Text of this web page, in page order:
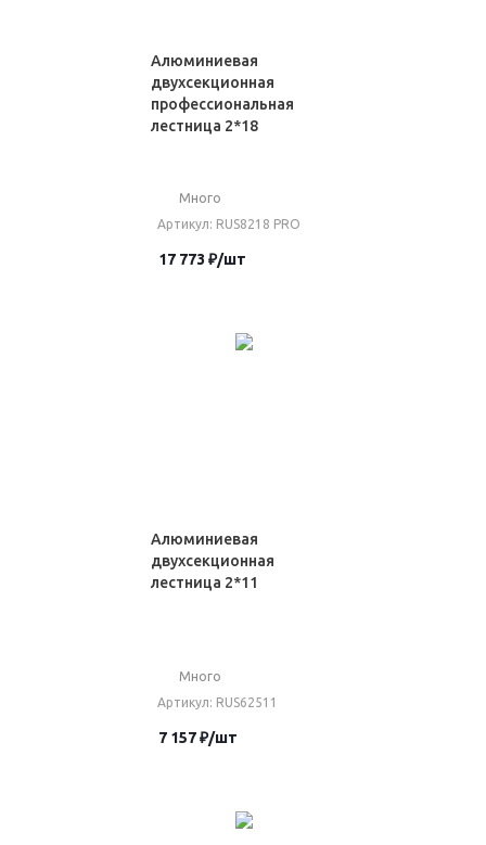
Алюминиевая
двухсекционная
профессиональная
лестница 2*18
Много
Артикул: RUS8218 PRO
17 773 ₽/шт
Алюминиевая
двухсекционная
лестница 2*11
Много
Артикул: RUS62511
7 157₽/шт